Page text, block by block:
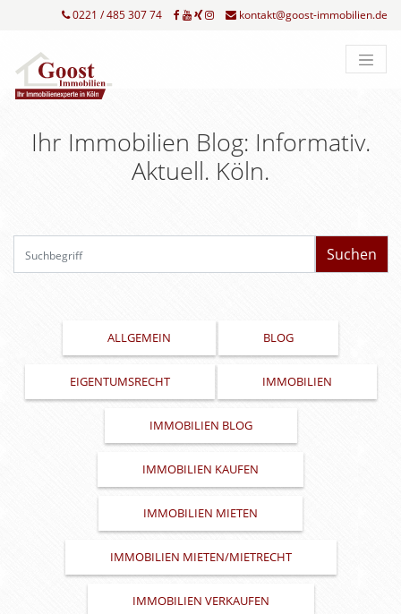
0221 / 485 307 74 kontakt@goost-immobilien.de
Ihr Immobilien Blog: Informativ.
Aktuell. Köln.
ALLGEMEIN BLOG
EIGENTUMSRECHT IMMOBILIEN
IMMOBILIEN BLOG
IMMOBILIEN KAUFEN
IMMOBILIEN MIETEN
IMMOBILIEN MIETEN/MIETRECHT
IMMOBILIEN VERKAUFEN